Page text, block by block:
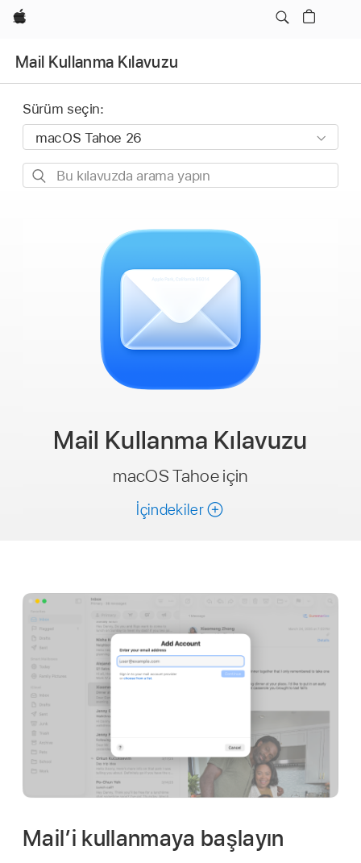
wzlhp
Mail Kullanma Kılavuzu
Sürüm seçin:
Bu
Mail Kullanma Kılavuzu
macOS Tahoe için
İçindekiler
Mail’i kullanmaya başlayın